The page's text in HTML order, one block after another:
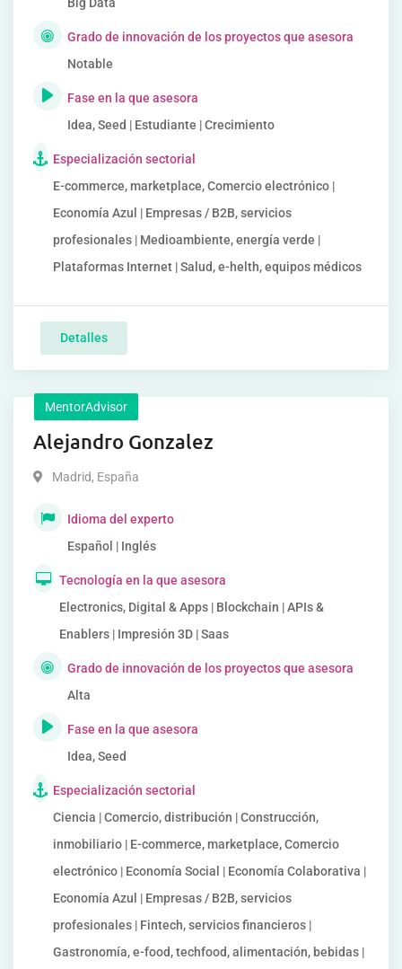
Grado de innovación de los proyectos que asesora
Notable
Fase en la que asesora
Idea, Seed | Estudiante | Crecimiento
Especialización sectorial
E-commerce, marketplace, Comercio electrónico |
Economía Azul | Empresas / B2B, servicios
profesionales | Medioambiente, energía verde |
Plataformas Internet | Salud, e-helth, equipos médicos
Detalles
MentorAdvisor
Alejandro Gonzalez
Madrid, España
Idioma del experto
Español | Inglés
Tecnología en la que asesora
Electronics, Digital & Apps | Blockchain | APIs &
Enablers | Impresión 3D | Saas
Grado de innovación de los proyectos que asesora
Alta
Fase en la que asesora
Idea, Seed
Especialización sectorial
Ciencia | Comercio, distribución | Construcción,
inmobiliario | E-commerce, marketplace, Comercio
electrónico | Economía Social | Economía Colaborativa |
Economía Azul | Empresas / B2B, servicios
profesionales | Fintech, servicios financieros |
Gastronomía, e-food, techfood, alimentación, bebidas |